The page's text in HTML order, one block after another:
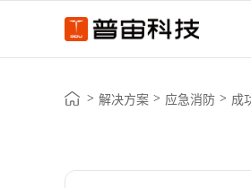
> 解决方案 > 应急消防 > 成